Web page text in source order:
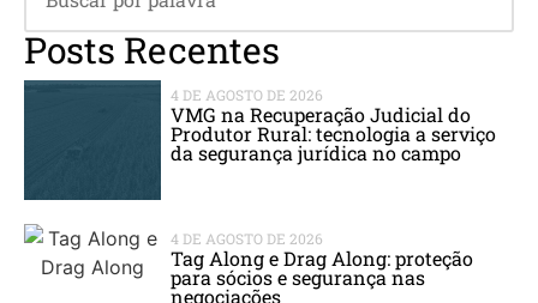
Posts Recentes
4 DE AGOSTO DE 2026
VMG na Recuperação Judicial do
Produtor Rural: tecnologia a serviço
da segurança jurídica no campo
4 DE AGOSTO DE 2026
Tag Along e Drag Along: proteção
para sócios e segurança nas
negociações